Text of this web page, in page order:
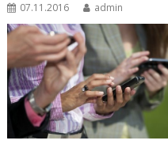
07.11.2016 admin